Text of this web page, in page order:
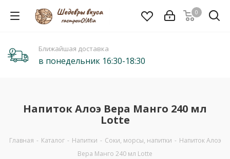
0
Ближайшая доставка
в понедельник 16:30-18:30
Напиток Алоэ Вера Манго 240 мл
Lotte
Главная - Каталог - Напитки - Соки, морсы, напитки - Напиток Алоэ
Вера Манго 240 мл Lotte